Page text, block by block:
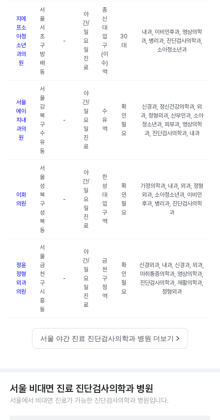
지에
프소
아청
소년
과의
원
서
울
서
초
구
방
배
동
-
야
간/
일
요
일
진
료
총
신
대
입
구
(이
수)
역
30
대
내과, 이비인후과, 영상의학
과, 병리과, 진단검사의학과,
소아청소년과
서울
에이
치내
과의
원
서
울
강
북
구
수
유
동
-
야
간/
일
요
일
진
료
수
유
역
확
인
필
요
신경과, 정신건강의학과, 외
과, 정형외과, 산부인과, 소아
청소년과, 피부과, 영상의학
과, 진단검사의학과, 내과
이화
의원
서
울
성
북
구
성
북
동
-
야
간/
일
요
일
진
료
한
성
대
입
구
역
확
인
필
요
가정의학과, 내과, 외과, 정형
외과, 소아청소년과, 이비인
후과, 병리과, 진단검사의학
과
정윤
정형
외과
의원
서
울
금
천
구
시
흥
동
-
야
간/
일
요
일
진
료
금
천
구
청
역
확
인
필
요
신경외과, 내과, 신경과, 외과,
마취통증의학과, 영상의학과,
진단검사의학과, 재활의학과,
정형외과
서울 야간 진료 진단검사의학과 병원 더보기
서울 비대면 진료 진단검사의학과 병원
서울에서 비대면 진료가 가능한 진단검사의학과 병원입니다.